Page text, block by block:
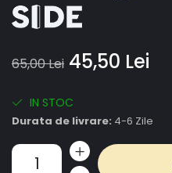
65,00 Lei 45,50 Lei
IN STOC
Durata de livrare: 4-6 Zile